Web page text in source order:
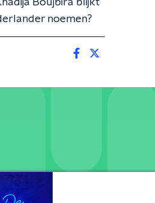
Boujbira blijkt
noemen?